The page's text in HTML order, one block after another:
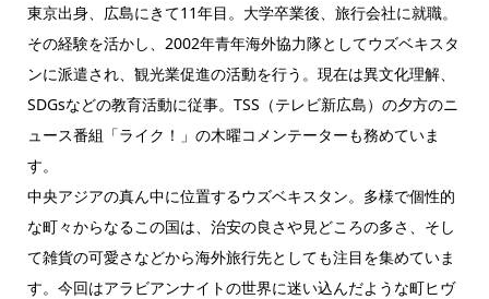
東京出身、広島にきて11年目。大学卒業後、旅行会社に就職。
その経験を活かし、2002年青年海外協力隊としてウズベキスタ
ンに派遣され、観光業促進の活動を行う。現在は異文化理解、
SDGsなどの教育活動に従事。TSS（テレビ新広島）の夕方のニ
ュース番組「ライク！」の木曜コメンテーターも務めていま
す。
中央アジアの真ん中に位置するウズベキスタン。多様で個性的
な町々からなるこの国は、治安の良さや見どころの多さ、そし
て雑貨の可愛さなどから海外旅行先としても注目を集めていま
す。今回はアラビアンナイトの世界に迷い込んだような町ヒヴ